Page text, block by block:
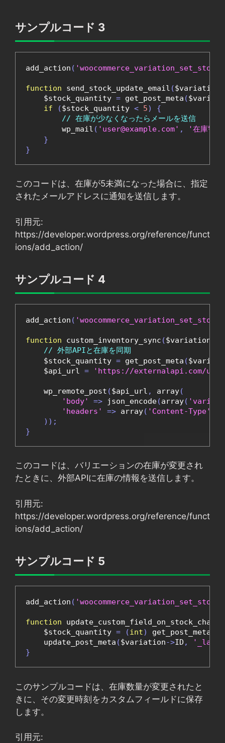
サンプルコード 3
add_action ( 'woocommerce_variation_set_stock'
function send_stock_update_email ($variation
    $stock_quantity
= get_post_meta (
if
($stock_quantity < 5)
{
// 在庫が少なくなったらメールを送信
        wp_mail
( 'user@example.com' ,
'在庫警
}
}
このコードは、在庫が5未満になった場合に、指定
されたメールアドレスに通知を送信します。
引用元:
https://developer.wordpress.org/reference/funct
ions/add_action/
サンプルコード 4
add_action ( 'woocommerce_variation_set_stock'
function custom_inventory_sync ($variation
// 外部APIと在庫を同期
    $stock_quantity
= get_post_meta (
    $api_url
= 'https://externalapi.com/
    wp_remote_post
($api_url , array(
'body'
=> json_encode(array(
'headers'
=> array( 'Content-Type'
));
}
このコードは、バリエーションの在庫が変更され
たときに、外部APIに在庫の情報を送信します。
引用元:
https://developer.wordpress.org/reference/funct
ions/add_action/
サンプルコード 5
add_action ( 'woocommerce_variation_set_stock'
function update_custom_field_on_stock_change
    $stock_quantity
= (int) get_post_meta
    update_post_meta
($variation->ID ,
}
このサンプルコードは、在庫数量が変更されたと
きに、その変更時刻をカスタムフィールドに保存
します。
引用元: